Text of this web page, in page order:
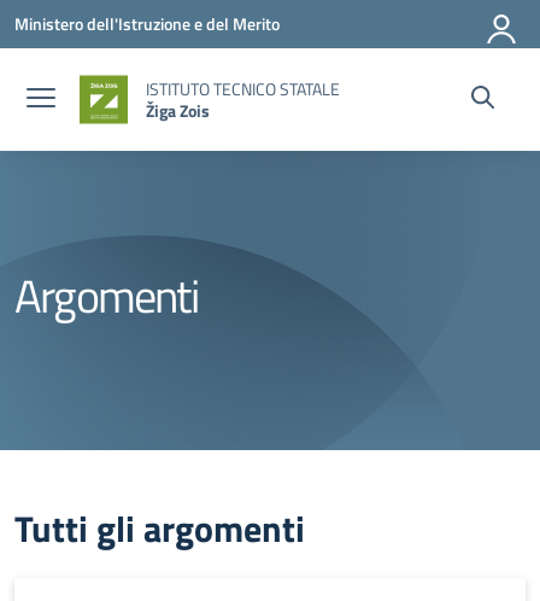
Vai ai contenuti
Vai al menu di navigazione
Vai al footer
Ministero dell'Istruzione e del Merito
ISTITUTO TECNICO STATALE
Žiga Zois
Argomenti
Tutti gli argomenti